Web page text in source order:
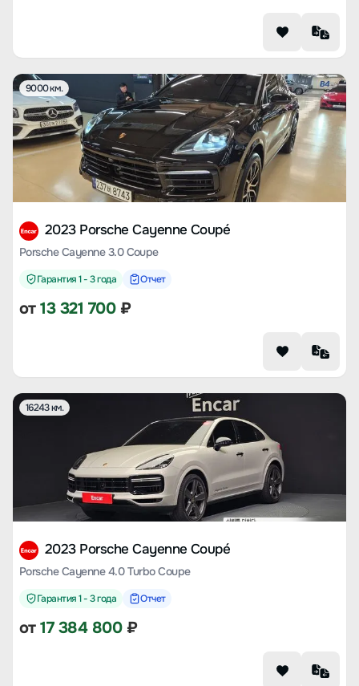
9000 км.
2023 Porsche Cayenne Coupé
Porsche Cayenne 3.0 Coupe
Гарантия 1 - 3 года Отчет
от13 321 700₽
16243 км.
2023 Porsche Cayenne Coupé
Porsche Cayenne 4.0 Turbo Coupe
Гарантия 1 - 3 года Отчет
от17 384 800₽